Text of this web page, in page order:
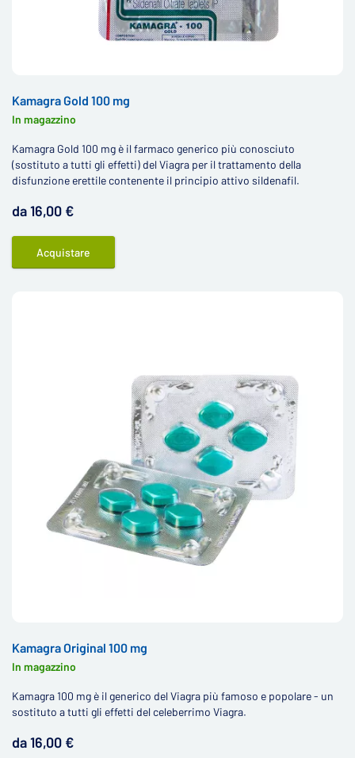
Kamagra Gold 100 mg
In magazzino
Kamagra Gold 100 mg è il farmaco generico più conosciuto
(sostituto a tutti gli effetti) del Viagra per il trattamento della
disfunzione erettile contenente il principio attivo sildenafil.
da 16,00 €
Acquistare
Kamagra Original 100 mg
In magazzino
Kamagra 100 mg è il generico del Viagra più famoso e popolare - un
sostituto a tutti gli effetti del celeberrimo Viagra.
da 16,00 €